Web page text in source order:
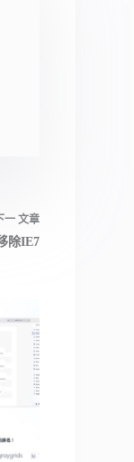
一 文章
除IE7